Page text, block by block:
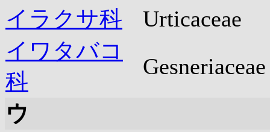
イラクサ科
Urticaceae
イワタバコ
科
Gesneriaceae
ウ